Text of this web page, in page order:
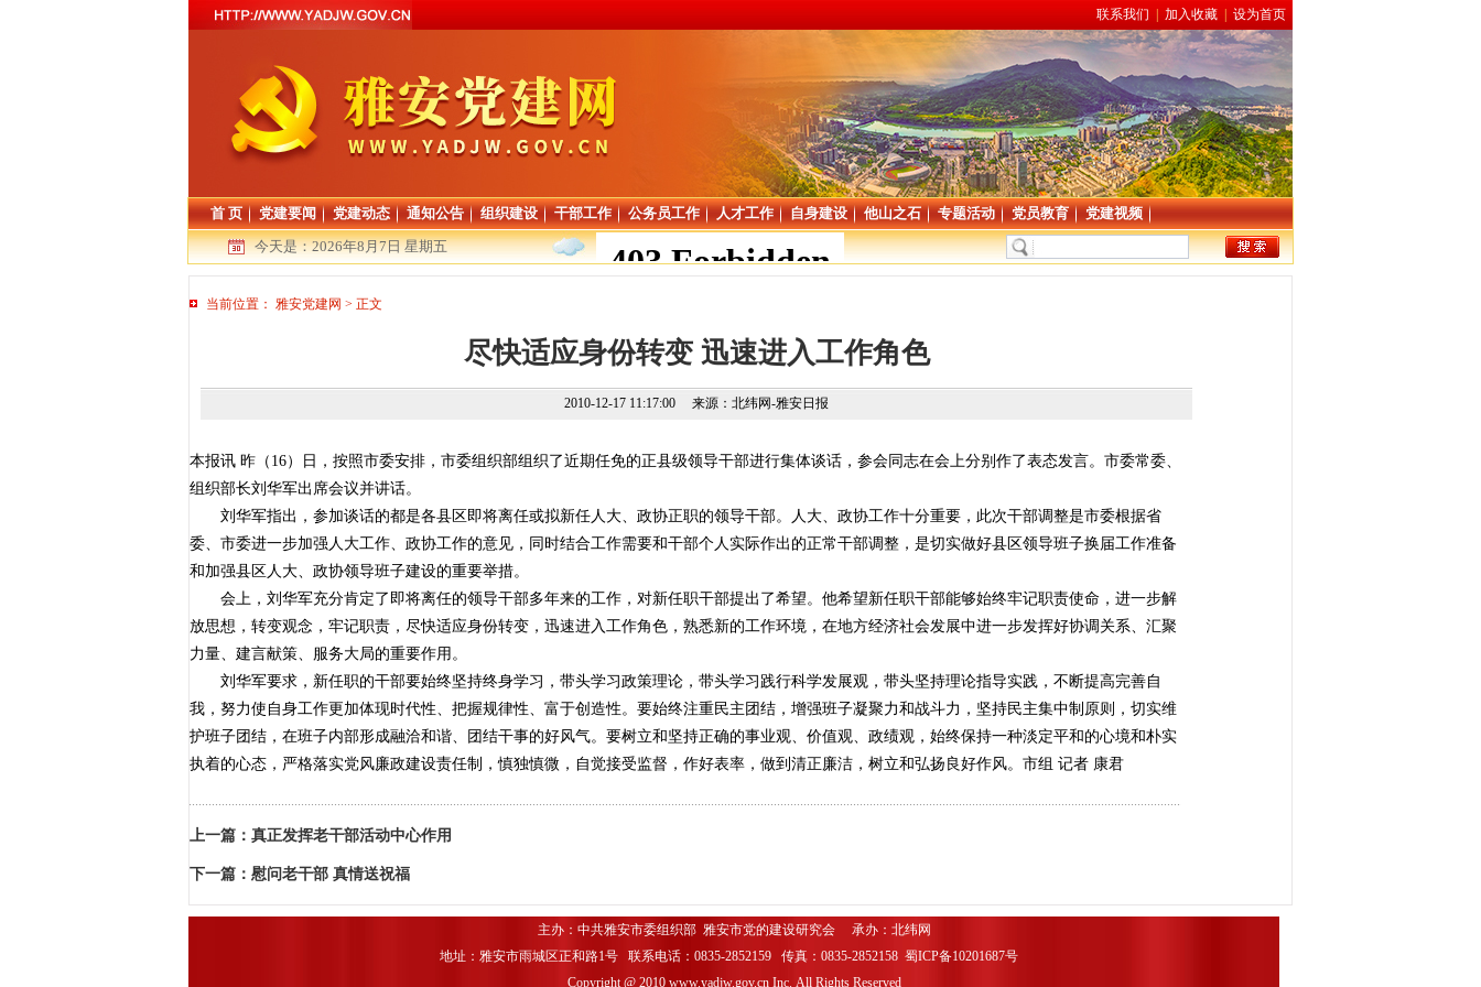
联系我们 加入收藏 设为首页
首 页 党建要闻 党建动态 通知公告 组织建设 干部工作 公务员工作 人才工作 自身建设 他山之石 专题活动 党员教育
党建视频
今天是：2026年8月7日 星期五
当前位置： 雅安党建网 > 正文
尽快适应身份转变 迅速进入工作角色
2010-12-17 11:17:00 来源：北纬网-雅安日报
本报讯 昨（16）日，按照市委安排，市委组织部组织了近期任免的正县级领导干部进行集体谈话，参会同志在会上分别作了表态发言。市委常委、
组织部长刘华军出席会议并讲话。
刘华军指出，参加谈话的都是各县区即将离任或拟新任人大、政协正职的领导干部。人大、政协工作十分重要，此次干部调整是市委根据省
委、市委进一步加强人大工作、政协工作的意见，同时结合工作需要和干部个人实际作出的正常干部调整，是切实做好县区领导班子换届工作准备
和加强县区人大、政协领导班子建设的重要举措。
会上，刘华军充分肯定了即将离任的领导干部多年来的工作，对新任职干部提出了希望。他希望新任职干部能够始终牢记职责使命，进一步解
放思想，转变观念，牢记职责，尽快适应身份转变，迅速进入工作角色，熟悉新的工作环境，在地方经济社会发展中进一步发挥好协调关系、汇聚
力量、建言献策、服务大局的重要作用。
刘华军要求，新任职的干部要始终坚持终身学习，带头学习政策理论，带头学习践行科学发展观，带头坚持理论指导实践，不断提高完善自
我，努力使自身工作更加体现时代性、把握规律性、富于创造性。要始终注重民主团结，增强班子凝聚力和战斗力，坚持民主集中制原则，切实维
护班子团结，在班子内部形成融洽和谐、团结干事的好风气。要树立和坚持正确的事业观、价值观、政绩观，始终保持一种淡定平和的心境和朴实
执着的心态，严格落实党风廉政建设责任制，慎独慎微，自觉接受监督，作好表率，做到清正廉洁，树立和弘扬良好作风。市组 记者 康君
上一篇： 真正发挥老干部活动中心作用
下一篇： 慰问老干部 真情送祝福
主办：中共雅安市委组织部 雅安市党的建设研究会 承办： 北纬网
地址：雅安市雨城区正和路1号 联系电话：0835-2852159 传真：0835-2852158 蜀ICP备10201687号
Copyright @ 2010 www.yadjw.gov.cn Inc. All Rights Reserved